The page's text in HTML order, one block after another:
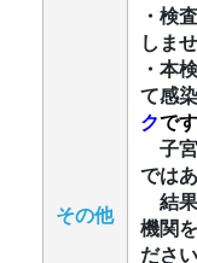
その他
・ 検
しま
・本
て感
クです
子
では
結
機関
ださい